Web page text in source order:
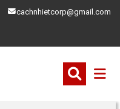
cachnhietcorp@gmail.com